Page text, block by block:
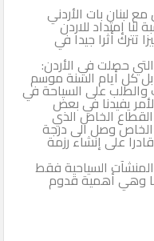
لبنان بات الأردني
لنا إمتداد للاردن
تترك أثرا جيدا في
حصلت في الأردن:
كل أيام السنة موسم
والطلب على السياحة في
يفيدنا في بعض
الخاص الذي
الخاص وصل الى درجة
على إنشاء رزمة
السياحية فقط
وهي أهمية قدوم